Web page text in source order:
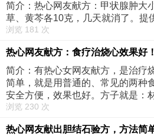
简介：热心网友献方：甲状腺肿大
草、黄芩各10克，几天就消了。提
浏览 181 次
热心网友献方：食疗治烧心效果好！
简介：有热心女网友献方，是治疗
简单，就是用普通的、常见的两种
安全方便，效果也好。方子就是：
浏览 230 次
热心网友献出胆结石验方，方法简